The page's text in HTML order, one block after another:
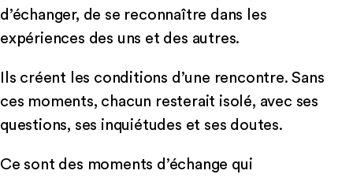
d’échanger, de se reconnaître dans les
expériences des uns et des autres.
Ils créent les conditions d’une rencontre. Sans
ces moments, chacun resterait isolé, avec ses
questions, ses inquiétudes et ses doutes.
Ce sont des moments d’échange qui